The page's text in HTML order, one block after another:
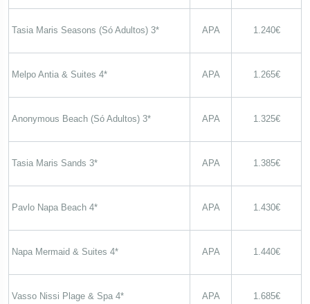
Tasia Maris Seasons (Só Adultos) 3* APA 1.240€
Melpo Antia & Suites 4* APA 1.265€
Anonymous Beach (Só Adultos) 3* APA 1.325€
Tasia Maris Sands 3* APA 1.385€
Pavlo Napa Beach 4* APA 1.430€
Napa Mermaid & Suites 4* APA 1.440€
Vasso Nissi Plage & Spa 4* APA 1.685€